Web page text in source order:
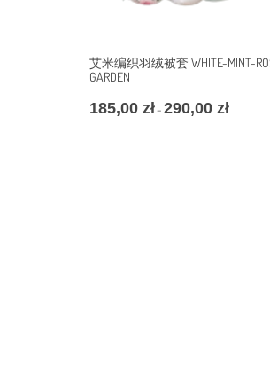
艾米编织羽绒被套 WHITE-MINT-
GARDEN
185,00 zł– 290,00 zł价